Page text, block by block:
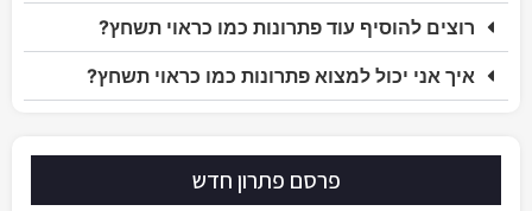
רוצים להוסיף עוד פתרונות כמו כראוי תשחץ?
איך אני יכול למצוא פתרונות כמו כראוי תשחץ?
פרסם פתרון חדש